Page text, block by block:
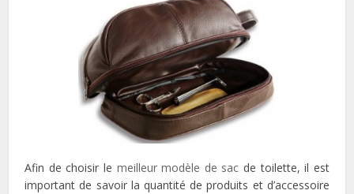
Afin de choisir le meilleur modèle de sac de toilette, il est
important de savoir la quantité de produits et d’accessoire